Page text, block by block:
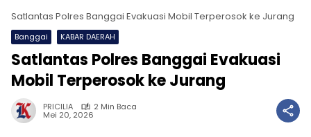
Satlantas Polres Banggai Evakuasi Mobil Terperosok ke Jurang
Banggai KABAR DAERAH
Satlantas Polres Banggai Evakuasi
Mobil Terperosok ke Jurang
PRICILIA 2 Min Baca
Mei 20, 2026